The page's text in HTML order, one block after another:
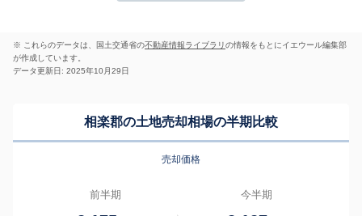
※ これらのデータは、国土交通省の不動産情報ライブラリの情報をもとにイエウール編集部
が作成しています。
データ更新日: 2025年10月29日
相楽郡の土地売却相場の半期比較
売却価格
前半期 今半期